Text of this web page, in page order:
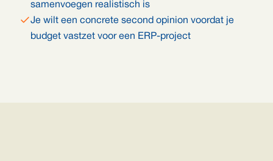
samenvoegen realistisch is
Je wilt een concrete second opinion voordat je
budget vastzet voor een ERP-project